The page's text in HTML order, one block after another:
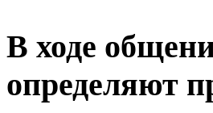
В ходе
определяют